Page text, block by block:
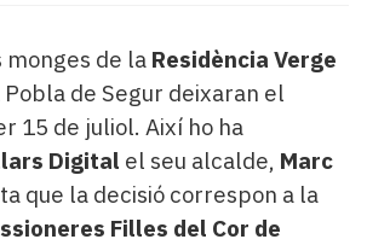
monges de la Residència Verge
Pobla de Segur deixaran el
15 de juliol. Així ho ha
Digital el seu alcalde, Marc
que la decisió correspon a la
Filles del Cor de